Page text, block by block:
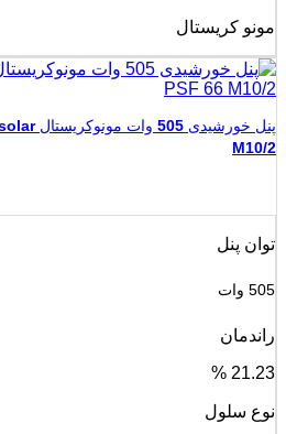
مونو کریستال
M10/2
توان پنل
505 وات
راندمان
21.23 %
نوع سلول